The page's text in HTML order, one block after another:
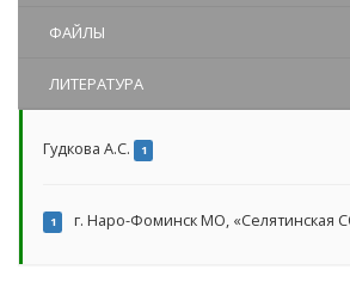
ФАЙЛЫ
ЛИТЕРАТУРА
Гудкова А.С. 1
1 г. Наро-Фоминск МО, «Селятинская